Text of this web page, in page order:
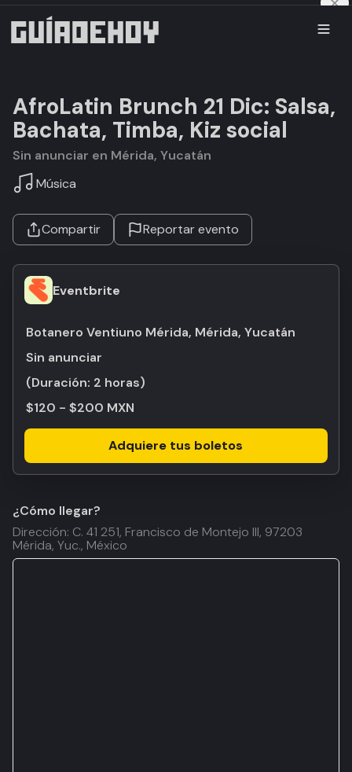
AfroLatin Brunch 21 Dic: Salsa,
Bachata, Timba, Kiz social
Sin anunciar en Mérida, Yucatán
Música
Compartir Reportar evento
Eventbrite
Botanero Ventiuno Mérida, Mérida, Yucatán
Sin anunciar
(Duración: 2 horas)
$120 - $200 MXN
Adquiere tus boletos
¿Cómo llegar?
Dirección: C. 41 251, Francisco de Montejo III, 97203
Mérida, Yuc., México